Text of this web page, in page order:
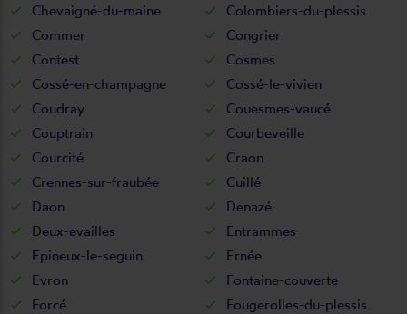
Chevaigné-du-maine
Colombiers-du-plessis
Commer
Congrier
Contest
Cosmes
Cossé-en-champagne
Cossé-le-vivien
Coudray
Couesmes-vaucé
Couptrain
Courbeveille
Courcité
Craon
Crennes-sur-fraubée
Cuillé
Daon
Denazé
Deux-evailles
Entrammes
Epineux-le-seguin
Ernée
Evron
Fontaine-couverte
Forcé
Fougerolles-du-plessis